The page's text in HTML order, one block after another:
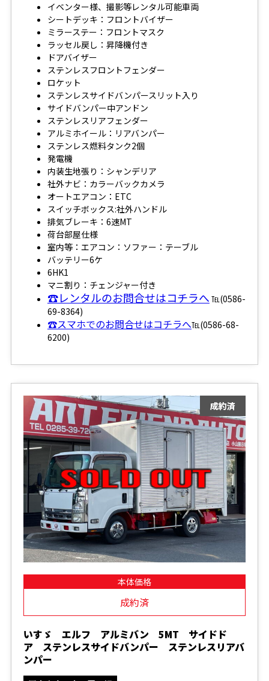
イベンター様、撮影等レンタル可能車両
シートデッキ：フロントバイザー
ミラーステー：フロントマスク
ラッセル戻し：昇降機付き
ドアバイザー
ステンレスフロントフェンダー
ロケット
ステンレスサイドバンパースリット入り
サイドバンパー中アンドン
ステンレスリアフェンダー
アルミホイール：リアバンパー
ステンレス燃料タンク2個
発電機
内装生地張り：シャンデリア
社外ナビ：カラーバックカメラ
オートエアコン：ETC
スイッチボックス:社外ハンドル
排気ブレーキ：6速MT
荷台部屋仕様
室内等：エアコン：ソファー：テーブル
バッテリー6ケ
6HK1
マニ割り：チェンジャー付き
☎レンタルのお問合せはコチラへ ℡(0586-
69-8364)
☎スマホでのお問合せはコチラへ℡(0586-68-
6200)
本体価格
成約済
いすゞ エルフ アルミバン 5MT サイドド
ア ステンレスサイドバンパー ステンレスリアバ
ンパー